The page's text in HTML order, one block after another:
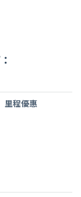
里程優惠